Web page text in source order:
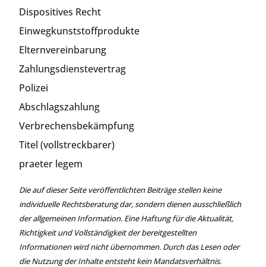
Dispositives Recht
Einwegkunststoffprodukte
Elternvereinbarung
Zahlungsdienstevertrag
Polizei
Abschlagszahlung
Verbrechensbekämpfung
Titel (vollstreckbarer)
praeter legem
Die auf dieser Seite veröffentlichten Beiträge stellen keine
individuelle Rechtsberatung dar, sondern dienen ausschließlich
der allgemeinen Information. Eine Haftung für die Aktualität,
Richtigkeit und Vollständigkeit der bereitgestellten
Informationen wird nicht übernommen. Durch das Lesen oder
die Nutzung der Inhalte entsteht kein Mandatsverhältnis.